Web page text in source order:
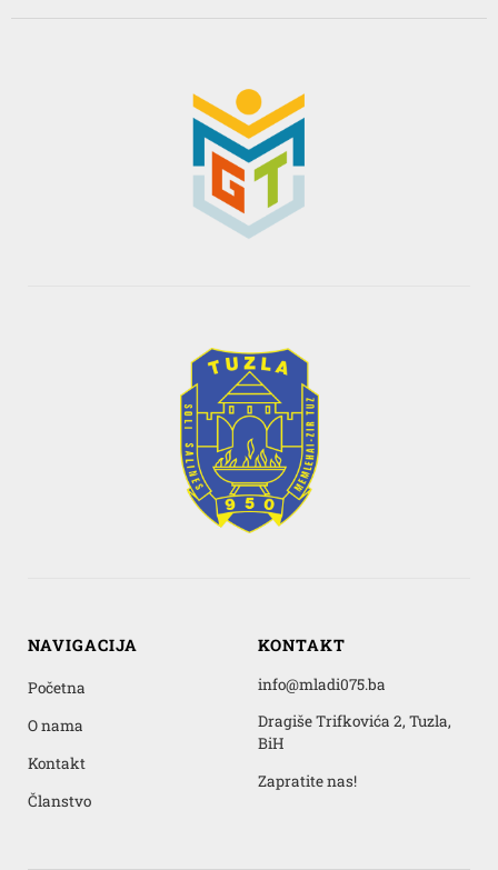
NAVIGACIJA
Početna
O nama
Kontakt
Članstvo
KONTAKT
info@mladi075.ba
Dragiše Trifkovića 2, Tuzla,
BiH
Zapratite nas!